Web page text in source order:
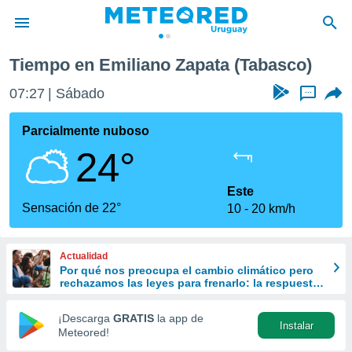
de
ha
que se
calidad.
a este
las
y
forma
digital
basada
Tiempo en Emiliano Zapata (Tabasco)
07:27 Sábado ...
Parcialmente nuboso
24°
Sensación de 22°
Este
10
20 km/h
Actualidad
Por qué nos preocupa el cambio climático pero
rechazamos las leyes para frenarlo: la respuesta
¡Descarga GRATIS la app de
Meteored!
Instalar